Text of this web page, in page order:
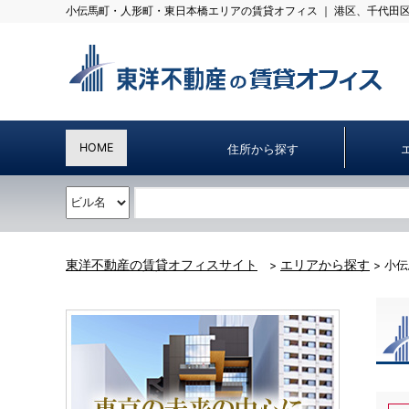
小伝馬町・人形町・東日本橋エリアの賃貸オフィス ｜ 港区、千代
HOME 住所から探す
東洋不動産の賃貸オフィスサイト > エリアから探す > 小